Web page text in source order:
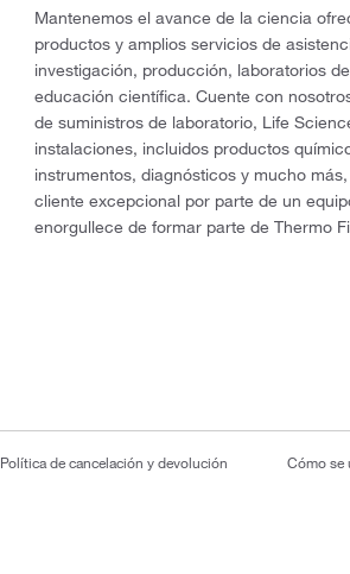
Mantenemos el avance de la ciencia
productos y amplios servicios de
investigación, producción, laboratorios
educación científica. Cuente con
de suministros de laboratorio, Life
instalaciones, incluidos productos
instrumentos, diagnósticos y mucho
cliente excepcional por parte de un
enorgullece de formar parte de Thermo
Política de cancelación y devolución Cómo se